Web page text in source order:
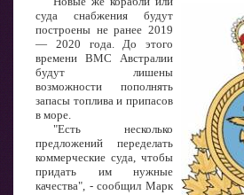
суда снабжения будут
построены не ранее 2019
— 2020 года. До этого
времени ВМС Австралии
будут лишены
возможности пополнять
запасы топлива и припасов
в море.
"Есть несколько
предложений переделать
коммерческие суда, чтобы
придать им нужные
качества", - сообщил Марк